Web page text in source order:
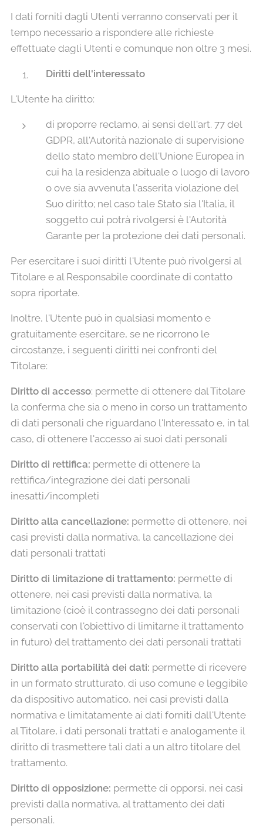
I dati forniti dagli Utenti verranno conservati per il
tempo necessario a rispondere alle richieste
effettuate dagli Utenti e comunque non oltre 3 mesi.
Diritti dell'interessato
L'Utente ha diritto:
di proporre reclamo, ai sensi dell'art. 77 del
GDPR, all'Autorità nazionale di supervisione
dello stato membro dell'Unione Europea in
cui ha la residenza abituale o luogo di lavoro
o ove sia avvenuta l'asserita violazione del
Suo diritto; nel caso tale Stato sia l'Italia, il
soggetto cui potrà rivolgersi è l'Autorità
Garante per la protezione dei dati personali.
Per esercitare i suoi diritti l'Utente può rivolgersi al
Titolare e al Responsabile coordinate di contatto
sopra riportate.
Inoltre, l'Utente può in qualsiasi momento e
gratuitamente esercitare, se ne ricorrono le
circostanze, i seguenti diritti nei confronti del
Titolare:
Diritto di accesso: permette di ottenere dal Titolare
la conferma che sia o meno in corso un trattamento
di dati personali che riguardano l'Interessato e, in tal
caso, di ottenere l'accesso ai suoi dati personali
Diritto di rettifica: permette di ottenere la
rettifica/integrazione dei dati personali
inesatti/incompleti
Diritto alla cancellazione: permette di ottenere, nei
casi previsti dalla normativa, la cancellazione dei
dati personali trattati
Diritto di limitazione di trattamento: permette di
ottenere, nei casi previsti dalla normativa, la
limitazione (cioè il contrassegno dei dati personali
conservati con l'obiettivo di limitarne il trattamento
in futuro) del trattamento dei dati personali trattati
Diritto alla portabilità dei dati: permette di ricevere
in un formato strutturato, di uso comune e leggibile
da dispositivo automatico, nei casi previsti dalla
normativa e limitatamente ai dati forniti dall'Utente
al Titolare, i dati personali trattati e analogamente il
diritto di trasmettere tali dati a un altro titolare del
trattamento.
Diritto di opposizione: permette di opporsi, nei casi
previsti dalla normativa, al trattamento dei dati
personali.